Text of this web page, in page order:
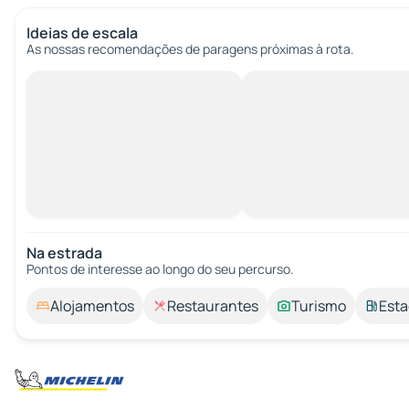
Ideias de escala
As nossas recomendações de paragens próximas à rota.
Na estrada
Pontos de interesse ao longo do seu percurso.
Alojamentos Restaurantes Turismo